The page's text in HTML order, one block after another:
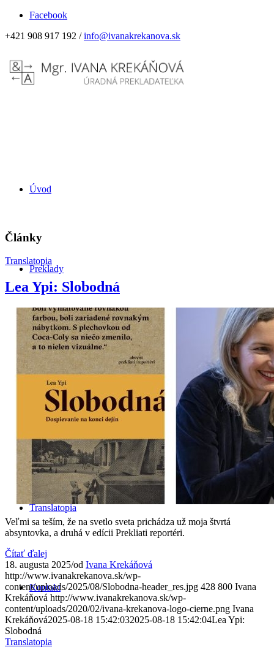
Facebook
+421 908 917 192 /info@ivanakrekanova.sk
Úvod
Preklady
O mne
Translatopia
Kontakt
Články
Translatopia
Lea Ypi: Slobodná
Veľmi sa teším, že na svetlo sveta prichádza už moja štvrtá
absyntovka, a druhá v edícii Prekliati reportéri.
Čítať ďalej
18. augusta 2025/od Ivana Krekáňová
http://www.ivanakrekanova.sk/wp-
content/uploads/2025/08/Slobodna-header_res.jpg 428 800 Ivana
Krekáňová http://www.ivanakrekanova.sk/wp-
content/uploads/2020/02/ivana-krekanova-logo-cierne.png Ivana
Krekáňová2025-08-18 15:42:032025-08-18 15:42:04Lea Ypi:
Slobodná
Translatopia